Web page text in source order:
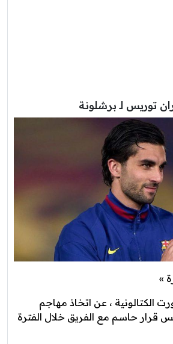
توريس لـ برشلونة
»
، عن اتخاذ مهاجم
قرار حاسم مع الفريق خلال الفترة